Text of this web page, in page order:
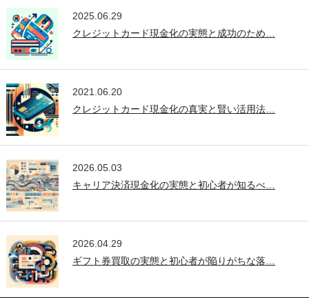
2025.06.29
クレジットカード現金化の実態と成功のため…
2021.06.20
クレジットカード現金化の真実と賢い活用法…
2026.05.03
キャリア決済現金化の実態と初心者が知るべ…
2026.04.29
ギフト券買取の実態と初心者が陥りがちな落…